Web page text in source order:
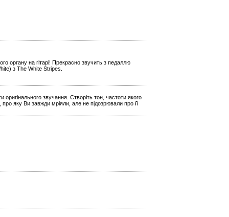
органу на гітарі! Прекрасно звучить з педаллю
з The White Stripes.
звучання. Створіть тон, частоти якого
яку Ви завжди мріяли, але не підозрювали про її